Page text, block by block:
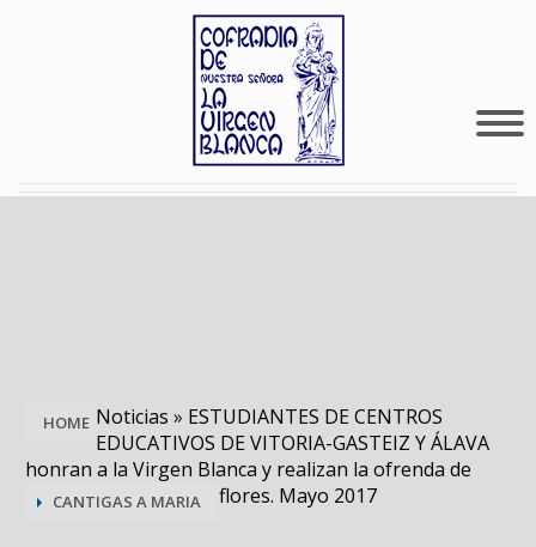
HOME Noticias » ESTUDIANTES DE CENTROS
EDUCATIVOS DE VITORIA-GASTEIZ Y ÁLAVA
honran a la Virgen Blanca y realizan la ofrenda de
flores. Mayo 2017
CANTIGAS A MARIA